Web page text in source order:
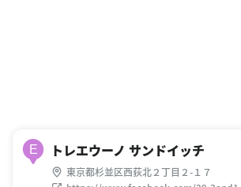
E トレエウーノ サンドイッチ
東京都杉並区西荻北２丁目２-１７